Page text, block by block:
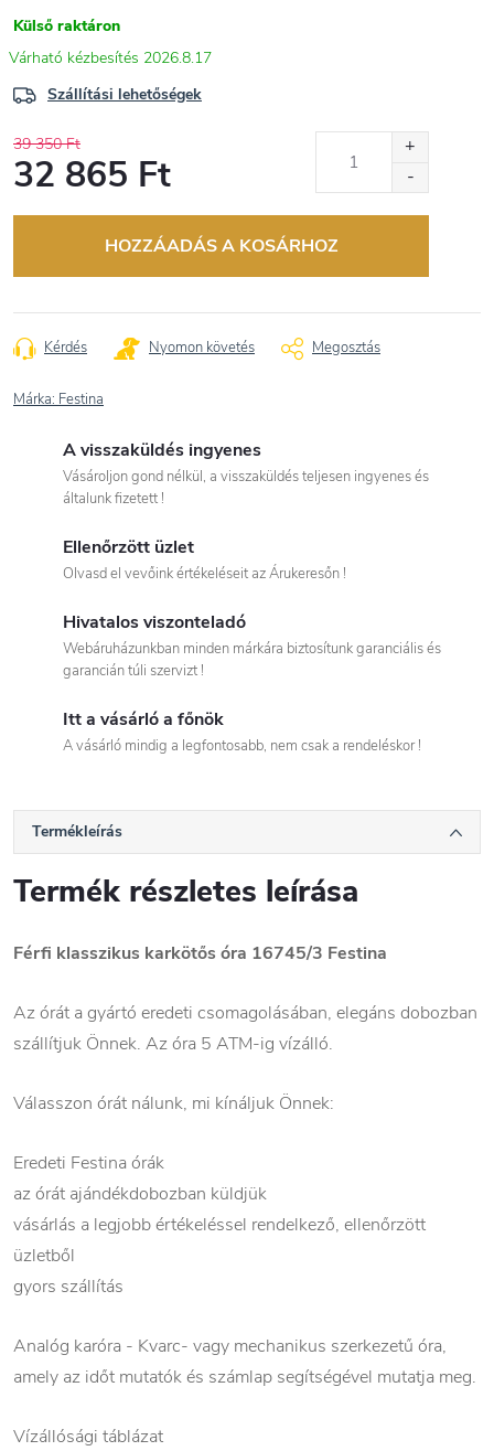
Külső raktáron
2026.8.17
Szállítási lehetőségek
39 350 Ft
32 865 Ft
HOZZÁADÁS A KOSÁRHOZ
Kérdés Nyomon követés Megosztás
Márka: Festina
A visszaküldés ingyenes
Vásároljon gond nélkül, a visszaküldés teljesen ingyenes és
általunk fizetett !
Ellenőrzött üzlet
Olvasd el vevőink értékeléseit az Árukeresőn !
Hivatalos viszonteladó
Webáruházunkban minden márkára biztosítunk garanciális és
garancián túli szervizt !
Itt a vásárló a főnök
A vásárló mindig a legfontosabb, nem csak a rendeléskor !
Termékleírás
Termék részletes leírása
Férfi klasszikus karkötős óra 16745/3 Festina
Az órát a gyártó eredeti csomagolásában, elegáns dobozban
szállítjuk Önnek. Az óra 5 ATM-ig vízálló.
Válasszon órát nálunk, mi kínáljuk Önnek:
Eredeti Festina órák
az órát ajándékdobozban küldjük
vásárlás a legjobb értékeléssel rendelkező, ellenőrzött
üzletből
gyors szállítás
Analóg karóra - Kvarc- vagy mechanikus szerkezetű óra,
amely az időt mutatók és számlap segítségével mutatja meg.
Vízállósági táblázat